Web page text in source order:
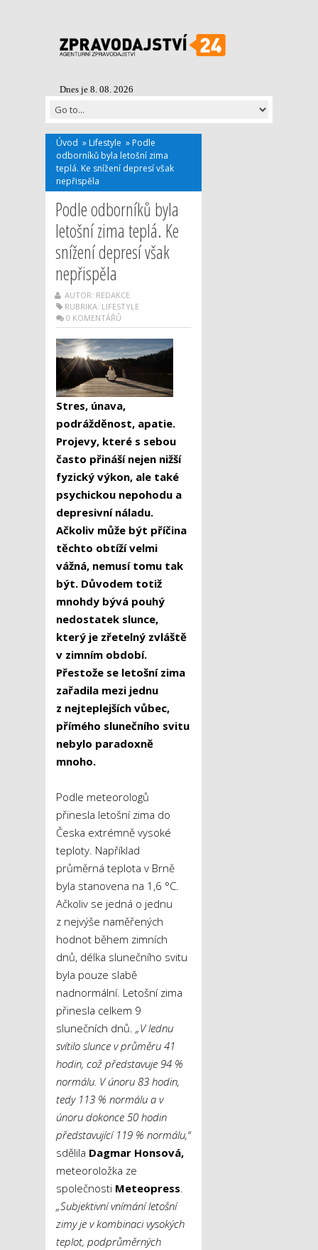
Dnes je 8. 08. 2026
Úvod » Lifestyle » Podle
odborníků byla letošní zima
teplá. Ke snížení depresí však
nepřispěla
Podle odborníků byla
letošní zima teplá. Ke
snížení depresí však
nepřispěla
AUTOR: REDAKCE
RUBRIKA: LIFESTYLE
0 KOMENTÁŘŮ
Stres, únava,
podrážděnost, apatie.
Projevy, které s sebou
často přináší nejen nižší
fyzický výkon, ale také
psychickou nepohodu a
depresivní náladu.
Ačkoliv může být příčina
těchto obtíží velmi
vážná, nemusí tomu tak
být. Důvodem totiž
mnohdy bývá pouhý
nedostatek slunce,
který je zřetelný zvláště
v zimním období.
Přestože se letošní zima
zařadila mezi jednu
z nejteplejších vůbec,
přímého slunečního svitu
nebylo paradoxně
mnoho.
Podle meteorologů
přinesla letošní zima do
Česka extrémně vysoké
teploty. Například
průměrná teplota v Brně
byla stanovena na 1,6 °C.
Ačkoliv se jedná o jednu
z nejvýše naměřených
hodnot během zimních
dnů, délka slunečního svitu
byla pouze slabě
nadnormální. Letošní zima
přinesla celkem 9
slunečních dnů. „V lednu
svítilo slunce v průměru 41
hodin, což představuje 94 %
normálu. V únoru 83 hodin,
tedy 113 % normálu a v
únoru dokonce 50 hodin
představující 119 % normálu,“
sdělila Dagmar Honsová,
meteoroložka ze
společnosti Meteopress.
„Subjektivní vnímání letošní
zimy je v kombinaci vysokých
teplot, podprůměrných